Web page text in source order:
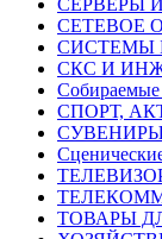
СЕРВЕРЫ
СЕТЕВОЕ
СИСТЕМЫ
СКС И
СПОРТ,
ТОВАРЫ